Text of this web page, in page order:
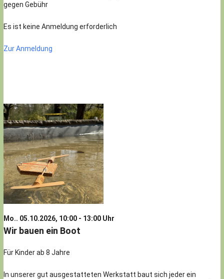
gegen Gebühr
Es ist keine Anmeldung erforderlich
Zur Anmeldung
Mo.. 05.10.2026, 10:00 - 13:00 Uhr
Wir bauen ein Boot
Für Kinder ab 8 Jahre
In unserer gut ausgestatteten Werkstatt baut sich jeder ein